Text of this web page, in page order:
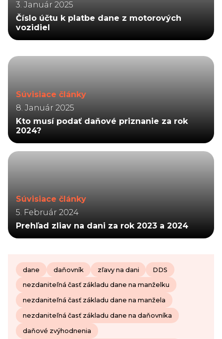
3. Január 2025
Číslo účtu k platbe dane z motorových
vozidiel
Súvisiace články
8. Január 2025
Kto musí podať daňové priznanie za rok
2024?
Súvisiace články
5. Február 2024
Prehľad zliav na dani za rok 2023 a 2024
dane daňovník zľavy na dani DDS
nezdaniteľná časť základu dane na manželku
nezdaniteľná časť základu dane na manžela
nezdaniteľná časť základu dane na daňovníka
daňové zvýhodnenia